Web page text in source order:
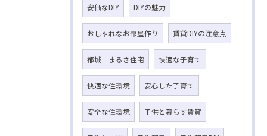
安価なDIY DIYの魅力
おしゃれなお部屋作り 賃貸DIYの注意点
都城 まるさ住宅 快適な子育て
快適な住環境 安心した子育て
安全な住環境 子供と暮らす賃貸